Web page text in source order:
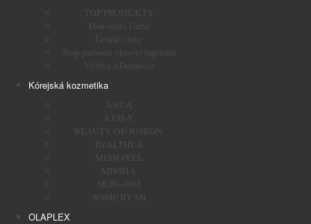
TOP PRODUKTY
Dokonalá Farba
Lesklé vlasy
Stop padaniu vlasov/ lupinám
Výživa a Definícia
Kórejská kozmetika
ANUA
AXIS-Y
BEAUTY-OF-JOSEON
Dr.ALTHEA
MEDI-PEEL
MISSHA
SKIN-1004
SOME BY MI
OLAPLEX